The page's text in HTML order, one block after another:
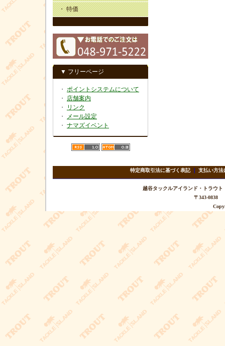
・ 特価
▼ フリーページ
・ ポイントシステムについて
・ 店舗案内
・
リンク
・
メール設定
・ ナマズイベント
特定商取引法に基づく表記｜ 支払い方法
越谷タックルアイランド・トラ
〒343-0838